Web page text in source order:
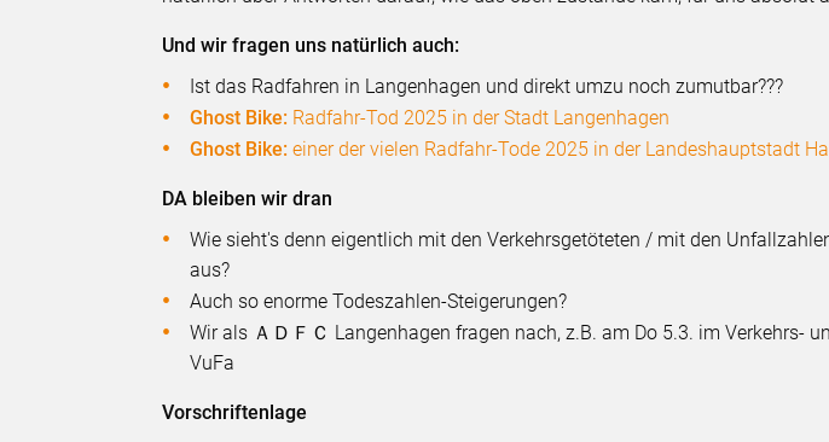
Und wir fragen uns natürlich auch:
Ist das Radfahren in Langenhagen und direkt umzu noch zumutbar???
Ghost Bike: Radfahr-Tod 2025 in der Stadt Langenhagen
Ghost Bike: einer der vielen Radfahr-Tode 2025 in der Landeshauptstadt
DA bleiben wir dran
Wie sieht's denn eigentlich mit den Verkehrsgetöteten / mit den
aus?
Auch so enorme Todeszahlen-Steigerungen?
Wir als ＡＤＦＣ Langenhagen fragen nach, z.B. am Do 5.3. im Verkehrs-
VuFa
Vorschriftenlage